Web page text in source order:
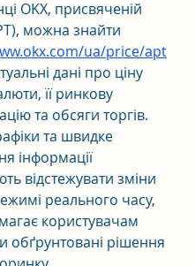
OKX, присвяченій
ua/price/apt
дані про ціну
її ринкову
та обсяги торгів.
та швидке
інформації
відстежувати зміни
реального часу,
користувачам
обґрунтовані рішення